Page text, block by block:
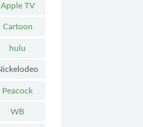
Apple TV
Cartoon
Network
hulu
n
Peacock
WB